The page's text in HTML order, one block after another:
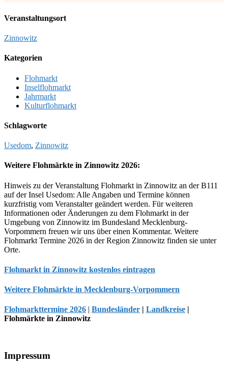
Veranstaltungsort
Zinnowitz
Kategorien
Flohmarkt
Inselflohmarkt
Jahrmarkt
Kulturflohmarkt
Schlagworte
Usedom, Zinnowitz
Weitere Flohmärkte in Zinnowitz 2026:
Hinweis zu der Veranstaltung Flohmarkt in Zinnowitz an der B111
auf der Insel Usedom: Alle Angaben und Termine können
kurzfristig vom Veranstalter geändert werden. Für weiteren
Informationen oder Änderungen zu dem Flohmarkt in der
Umgebung von Zinnowitz im Bundesland Mecklenburg-
Vorpommern freuen wir uns über einen Kommentar. Weitere
Flohmarkt Termine 2026 in der Region Zinnowitz finden sie unter
Orte.
Flohmarkt in Zinnowitz kostenlos eintragen
Weitere Flohmärkte in Mecklenburg-Vorpommern
Flohmarkttermine 2026 | Bundesländer | Landkreise |
Flohmärkte in Zinnowitz
Footer
Impressum